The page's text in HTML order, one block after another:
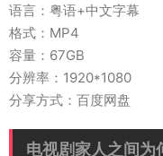
语言：粤语+中文字幕
格式：MP4
容量：67GB
分辨率：1920*1080
分享方式：百度网盘
电视剧家人之间为